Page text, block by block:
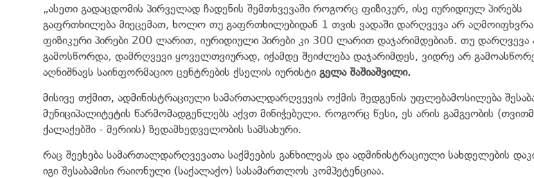
„ასეთი გადაცდომის პირველად ჩადენის შემთხვევაში როგორც ფიზიკურ, ისე იურიდიულ პირებს
გაფრთხილება მიეცემათ, ხოლო თუ გაფრთხილებიდან 1 თვის ვადაში დარღვევა არ აღმოიფხვრა,
ფიზიკური პირები 200 ლარით, იურიდიული პირები კი 300 ლარით დაჯარიმდებიან. თუ დარღვევა
გამოსწორდა, დამრღვევი ყოველთვიურად, იქამდე შეიძლება დაჯარიმდეს, ვიდრე არ
აღნიშნავს საინფორმაციო ცენტრების ქსელის იურისტი გელა შაშიაშვილი.
მისივე თქმით, ადმინისტრაციული სამართალდარღვევის ოქმის შედგენის უფლებამოსილება
მუნიციპალიტეტის წარმომადგენლებს აქვთ მინიჭებული. როგორც წესი, ეს არის გამგეობის
ქალაქებში - მერიის) ზედამხედველობის სამსახური.
რაც შეეხება სამართალდარღვევათა საქმეების განხილვას და ადმინისტრაციული სახდელების
იგი შესაბამისი რაიონული (საქალაქო) სასამართლოს კომპეტენციაა.